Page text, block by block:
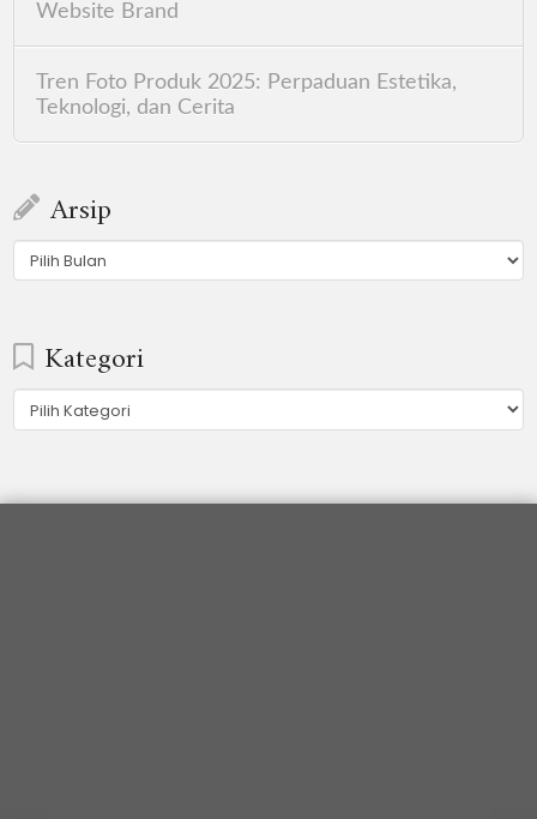
Website Brand
Tren Foto Produk 2025: Perpaduan Estetika,
Teknologi, dan Cerita
Arsip
Arsip
Kategori
Kategori